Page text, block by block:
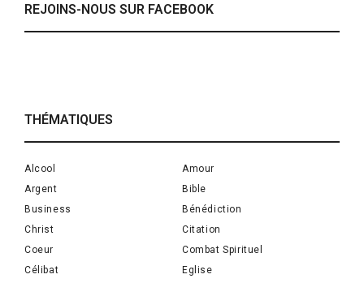
REJOINS-NOUS SUR FACEBOOK
THÉMATIQUES
Alcool
Amour
Argent
Bible
Business
Bénédiction
Christ
Citation
Coeur
Combat Spirituel
Célibat
Eglise